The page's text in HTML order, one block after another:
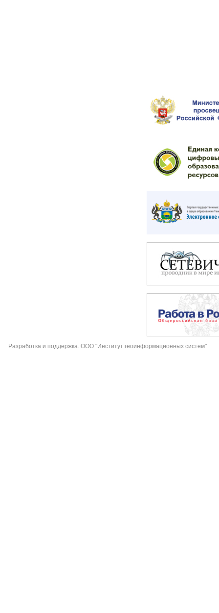
Разработка и поддержка: ООО "Институт геоинформационных систем"